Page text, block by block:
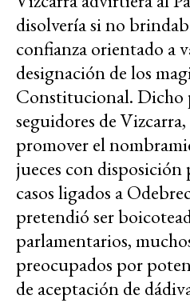
disolvería si no
confianza orientado a
designación de los
Constitucional. Dicho
seguidores de
promover el
jueces con
casos ligados a
pretendió ser
parlamentarios,
preocupados por
de aceptación de